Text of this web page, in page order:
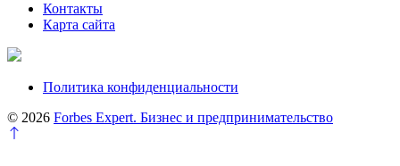
Контакты
Карта сайта
Политика конфиденциальности
© 2026 Forbes Expert. Бизнес и предпринимательство
Перейти